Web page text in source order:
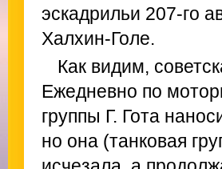
эскадрильи 207-го
Халхин-Голе.
Как видим,
Ежедневно по
группы Г. Гота
но она (танковая